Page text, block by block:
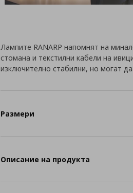
Лампите RANARP напомнят на
стомана и текстилни кабели на
изключително стабилни, но могат да
Размери
Описание на продукта